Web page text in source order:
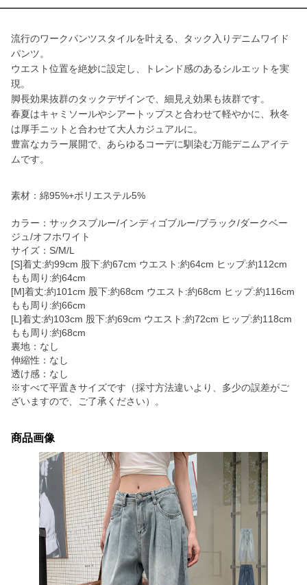
流行のワークパンツスタイルを叶える、タック入りデニムワイド
パンツ。
ウエスト位置を絶妙に設定し、トレンド感のあるシルエットを実
現。
脚長効果抜群のタックデザインで、細見え効果も抜群です。
春夏はキャミソールやシアートップスと合わせて軽やかに、秋冬
は厚手ニットと合わせて大人カジュアルに。
豊富なカラー展開で、あらゆるコーデに馴染む万能デニムアイテ
ムです。
素材：綿95%+ポリエステル5%
カラー：サックスブルー/インディゴブルー/ブラック/ダークベー
ジュ/オフホワイト
サイズ：S/M/L
[S]着丈:約99cm 股下:約67cm ウエスト:約64cm ヒップ:約112cm
もも周り:約64cm
[M]着丈:約101cm 股下:約68cm ウエスト:約68cm ヒップ:約116cm
もも周り:約66cm
[L]着丈:約103cm 股下:約69cm ウエスト:約72cm ヒップ:約118cm
もも周り:約68cm
裏地：なし
伸縮性：なし
透け感：なし
※すべて平置きサイズです（採寸方法違いより、多少の誤差がご
ざいますので、ご了承ください）。
商品画像